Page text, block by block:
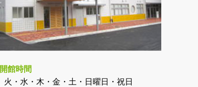
開館時間
火・水・木・金・土・日曜日・祝日